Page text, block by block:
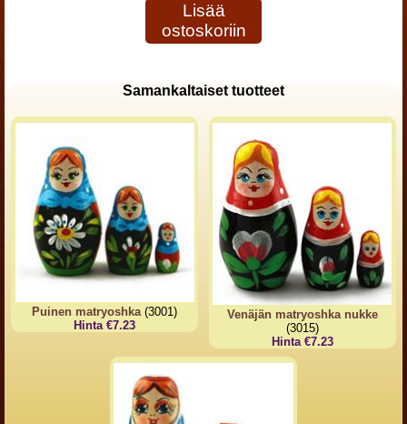
Lisää
ostoskoriin
Samankaltaiset tuotteet
Puinen matryoshka(3001)
Hinta €7.23
Venäjän matryoshka nukke
(3015)
Hinta €7.23